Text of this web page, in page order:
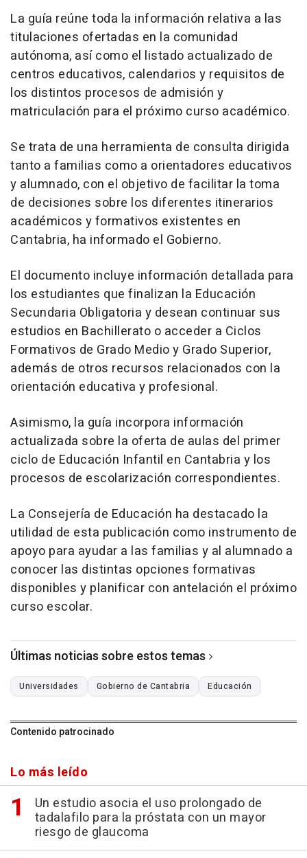
La guía reúne toda la información relativa a las
titulaciones ofertadas en la comunidad
autónoma, así como el listado actualizado de
centros educativos, calendarios y requisitos de
los distintos procesos de admisión y
matriculación para el próximo curso académico.
Se trata de una herramienta de consulta dirigida
tanto a familias como a orientadores educativos
y alumnado, con el objetivo de facilitar la toma
de decisiones sobre los diferentes itinerarios
académicos y formativos existentes en
Cantabria, ha informado el Gobierno.
El documento incluye información detallada para
los estudiantes que finalizan la Educación
Secundaria Obligatoria y desean continuar sus
estudios en Bachillerato o acceder a Ciclos
Formativos de Grado Medio y Grado Superior,
además de otros recursos relacionados con la
orientación educativa y profesional.
Asimismo, la guía incorpora información
actualizada sobre la oferta de aulas del primer
ciclo de Educación Infantil en Cantabria y los
procesos de escolarización correspondientes.
La Consejería de Educación ha destacado la
utilidad de esta publicación como instrumento de
apoyo para ayudar a las familias y al alumnado a
conocer las distintas opciones formativas
disponibles y planificar con antelación el próximo
curso escolar.
Últimas noticias sobre estos temas
Universidades Gobierno de Cantabria Educación
Contenido patrocinado
Lo más leído
Un estudio asocia el uso prolongado de
tadalafilo para la próstata con un mayor
riesgo de glaucoma